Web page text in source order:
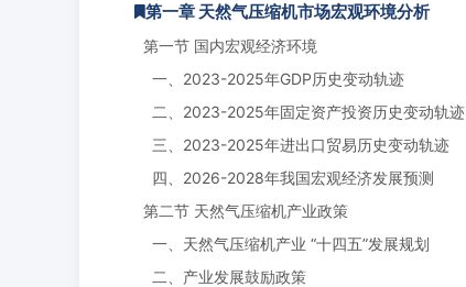
第一章 天然气压缩机市场宏观环境分析
第一节 国内宏观经济环境
一、2023-2025年GDP历史变动轨迹
二、2023-2025年固定资产投资历史变动轨迹
三、2023-2025年进出口贸易历史变动轨迹
四、2026-2028年我国宏观经济发展预测
第二节 天然气压缩机产业政策
一、天然气压缩机产业 “十四五”发展规划
二、产业发展鼓励政策